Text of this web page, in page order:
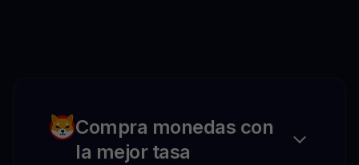
Compra monedas con
la mejor tasa